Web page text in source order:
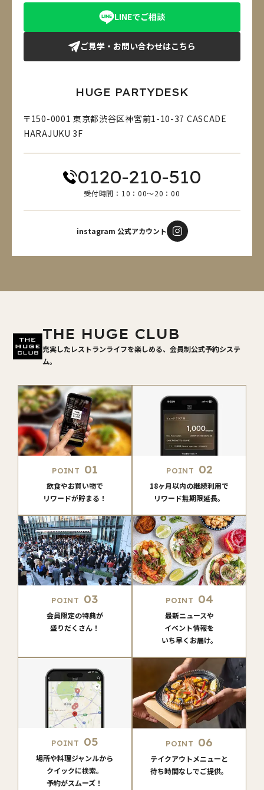
LINEでご相談
ご見学・お問い合わせはこちら
HUGE PARTYDESK
〒150-0001 東京都渋谷区神宮前1-10-37 CASCADE
HARAJUKU 3F
0120-210-510
受付時間：10：00～20：00
instagram 公式アカウント
THE HUGE CLUB
充実したレストランライフを楽しめる、会員制公式予約システ
ム。
POINT 01
飲食やお買い物で
リワードが貯まる！
POINT 02
18ヶ月以内の継続利用で
リワード無期限延長。
POINT 03
会員限定の特典が
盛りだくさん！
POINT 04
最新ニュースや
イベント情報を
いち早くお届け。
POINT 05
場所や料理ジャンルから
クイックに検索。
予約がスムーズ！
POINT 06
テイクアウトメニューと
待ち時間なしでご提供。